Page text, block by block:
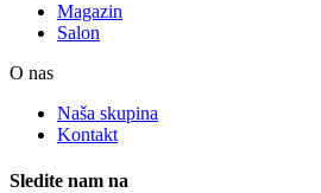
Magazin
Salon
O nas
Naša skupina
Kontakt
Sledite nam na